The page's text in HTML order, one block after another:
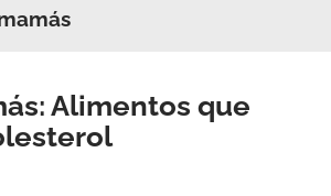
Alimentos que